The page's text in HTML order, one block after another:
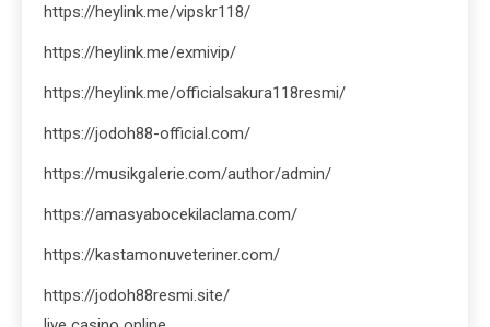
https://heylink.me/vipskr118/
https://heylink.me/exmivip/
https://heylink.me/officialsakura118resmi/
https://jodoh88-official.com/
https://musikgalerie.com/author/admin/
https://amasyabocekilaclama.com/
https://kastamonuveteriner.com/
https://jodoh88resmi.site/